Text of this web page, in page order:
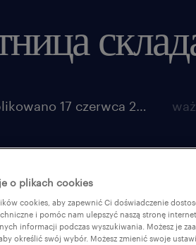
opublikowano 17 czerwca 2026
o plikach cookies
cookies, aby zapewnić Ci doświadczenie
i pomóc nam ulepszyć naszą stronę
informacji podczas wyszukiwania. Możesz je
aby określić swój wybór. Możesz zmienić swoje